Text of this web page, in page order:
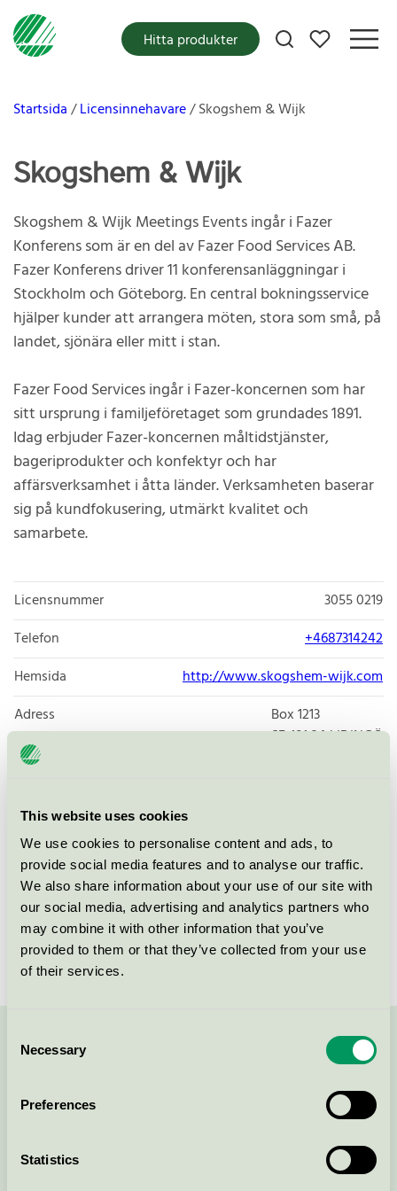
This website uses cookies
We use cookies to personalise content and ads, to
provide social media features and to analyse our traffic.
We also share information about your use of our site with
our social media, advertising and analytics partners who
may combine it with other information that you’ve
provided to them or that they’ve collected from your use
of their services.
Selection
Necessary
Preferences
Statistics
Mina favoriter
Hitta produkter
Startsida Licensinnehavare Skogshem & Wijk
Skogshem & Wijk
Skogshem & Wijk Meetings Events ingår i Fazer
Konferens som är en del av Fazer Food Services AB.
Fazer Konferens driver 11 konferensanläggningar i
Stockholm och Göteborg. En central bokningsservice
hjälper kunder att arrangera möten, stora som små, på
landet, sjönära eller mitt i stan.
Fazer Food Services ingår i Fazer-koncernen som har
sitt ursprung i familjeföretaget som grundades 1891.
Idag erbjuder Fazer-koncernen måltidstjänster,
bageriprodukter och konfektyr och har
affärsverksamhet i åtta länder. Verksamheten baserar
sig på kundfokusering, utmärkt kvalitet och
samarbete.
Licensnummer
3055 0219
Telefon
+4687314242
Hemsida
http://www.skogshem-wijk.com
Adress
Box 1213
SE-181 24LIDINGÖ
Produkter
Skogshem & Wijk
Svanen / Skogshem & Wijk / Konferensverksamhet
med övernattning
Kontakta oss på eller via formuläret: